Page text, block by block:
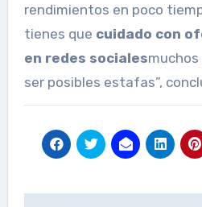
rendimientos en poco
tienes que cuidado con
en redes socialesmuchos
ser posibles estafas”,